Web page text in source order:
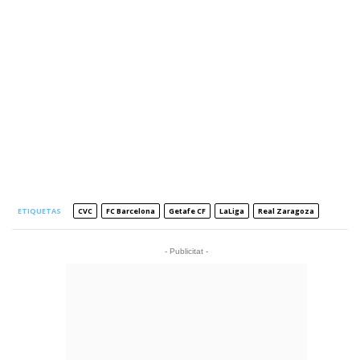
ETIQUETAS CVC FC Barcelona Getafe CF LaLiga Real Zaragoza
- Publicitat -